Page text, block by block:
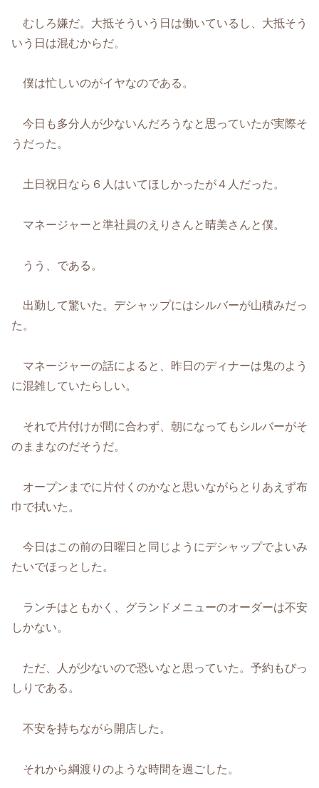
むしろ嫌だ。大抵そういう日は働いているし、大抵そう
いう日は混むからだ。
僕は忙しいのがイヤなのである。
今日も多分人が少ないんだろうなと思っていたが実際そ
うだった。
土日祝日なら６人はいてほしかったが４人だった。
マネージャーと準社員のえりさんと晴美さんと僕。
うう、である。
出勤して驚いた。デシャップにはシルバーが山積みだっ
た。
マネージャーの話によると、昨日のディナーは鬼のよう
に混雑していたらしい。
それで片付けが間に合わず、朝になってもシルバーがそ
のままなのだそうだ。
オープンまでに片付くのかなと思いながらとりあえず布
巾で拭いた。
今日はこの前の日曜日と同じようにデシャップでよいみ
たいでほっとした。
ランチはともかく、グランドメニューのオーダーは不安
しかない。
ただ、人が少ないので恐いなと思っていた。予約もびっ
しりである。
不安を持ちながら開店した。
それから綱渡りのような時間を過ごした。